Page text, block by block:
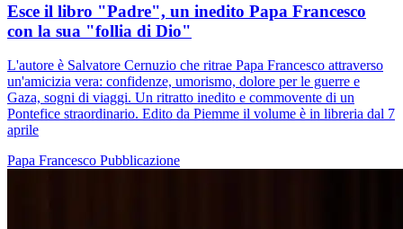
Esce il libro "Padre", un inedito Papa Francesco
con la sua "follia di Dio"
L'autore è Salvatore Cernuzio che ritrae Papa Francesco attraverso
un'amicizia vera: confidenze, umorismo, dolore per le guerre e
Gaza, sogni di viaggi. Un ritratto inedito e commovente di un
Pontefice straordinario. Edito da Piemme il volume è in libreria dal 7
aprile
Papa Francesco Pubblicazione